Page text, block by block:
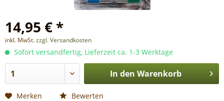
14,95 € *
inkl. MwSt.zzgl. Versandkosten
Sofort versandfertig, Lieferzeit ca. 1-3 Werktage
In den Warenkorb
Merken Bewerten